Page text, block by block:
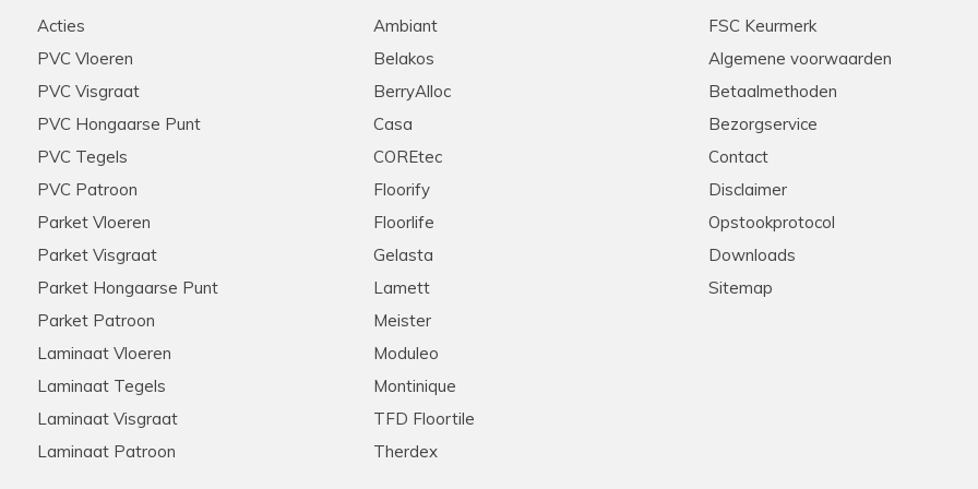
zouden aanschaffen
keuze gemaakt
ook de woonkamer en de
na wat zoekwerk een
dit werd snel en zonder
, met zeer ruime
raden ze aan iedereen aan!
zijn klanten! Meerdere
via de telefoon. Kent zijn
hartelijk bedankt
28-11-2025
Aanrader in alle opzichten!
Meedenkend, flexibel, snelle levering, goede prijs-kwaliteit. Heel erg
tevreden klanten hier!
Acties
PVC Vloeren
PVC Visgraat
PVC Hongaarse Punt
PVC Tegels
PVC Patroon
Parket Vloeren
Parket Visgraat
Parket Hongaarse Punt
Parket Patroon
Laminaat Vloeren
Laminaat Tegels
Laminaat Visgraat
Laminaat Patroon
Ambiant
Belakos
BerryAlloc
Casa
COREtec
Floorify
Floorlife
Gelasta
Lamett
Meister
Moduleo
Montinique
TFD Floortile
Therdex
FSC Keurmerk
Algemene voorwaarden
Betaalmethoden
Bezorgservice
Contact
Disclaimer
Opstookprotocol
Downloads
Sitemap